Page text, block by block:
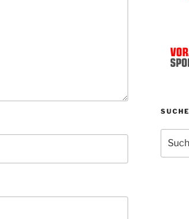
SUCHE
nach: